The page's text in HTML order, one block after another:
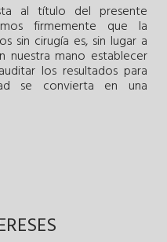
al título del presente
firmemente que la
sin cirugía es, sin lugar a
nuestra mano establecer
los resultados para
se convierta en una